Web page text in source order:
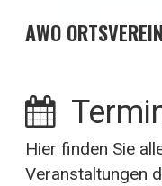
AWO
Hier finden Sie
Veranstaltungen